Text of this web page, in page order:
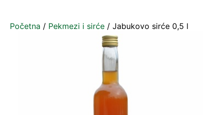
Početna / Pekmezi i sirće / Jabukovo sirće 0,5 l